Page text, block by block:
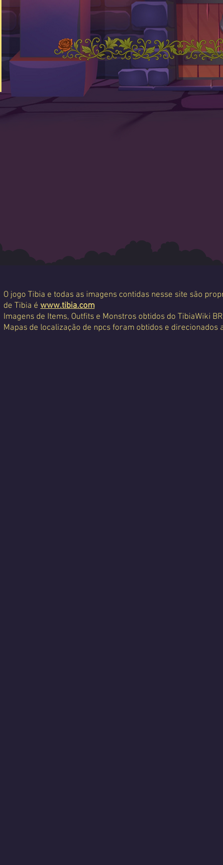
O jogo Tibia e todas as imagens contidas nesse site são
de Tibia é www.tibia.com
Imagens de Items, Outfits e Monstros obtidos do TibiaWiki
Mapas de localização de npcs foram obtidos e direcionados